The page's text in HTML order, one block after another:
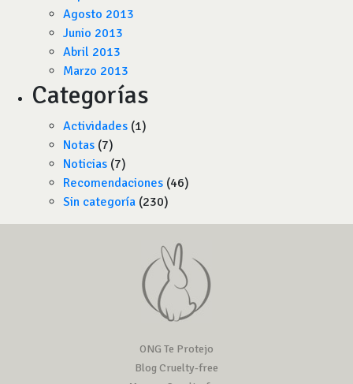
Agosto 2013
Junio 2013
Abril 2013
Marzo 2013
Categorías
Actividades (1)
Notas (7)
Noticias (7)
Recomendaciones (46)
Sin categoría (230)
ONG Te Protejo
Blog Cruelty-free